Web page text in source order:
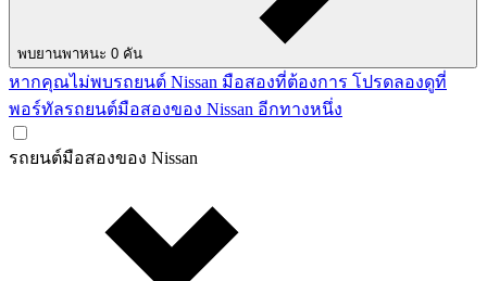
พบยานพาหนะ 0 คัน
หากคุณไม่พบรถยนต์ Nissan มือสองที่ต้องการ โปรดลองดูที่
พอร์ทัลรถยนต์มือสองของ Nissan อีกทางหนึ่ง
รถยนต์มือสองของ Nissan